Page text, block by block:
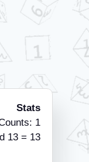
Stats
1
13 = 13